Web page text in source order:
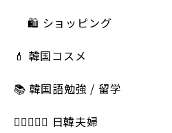
🛍️ ショッピング
💄 韓国コスメ
📚 韓国語勉強 / 留学
👩🏻‍❤️‍👨🏻 日韓夫婦